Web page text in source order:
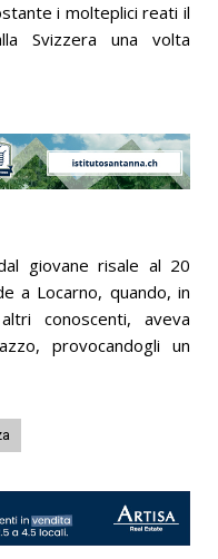
i molteplici reati il
Svizzera una volta
giovane risale al 20
a Locarno, quando, in
conoscenti, aveva
provocandogli un